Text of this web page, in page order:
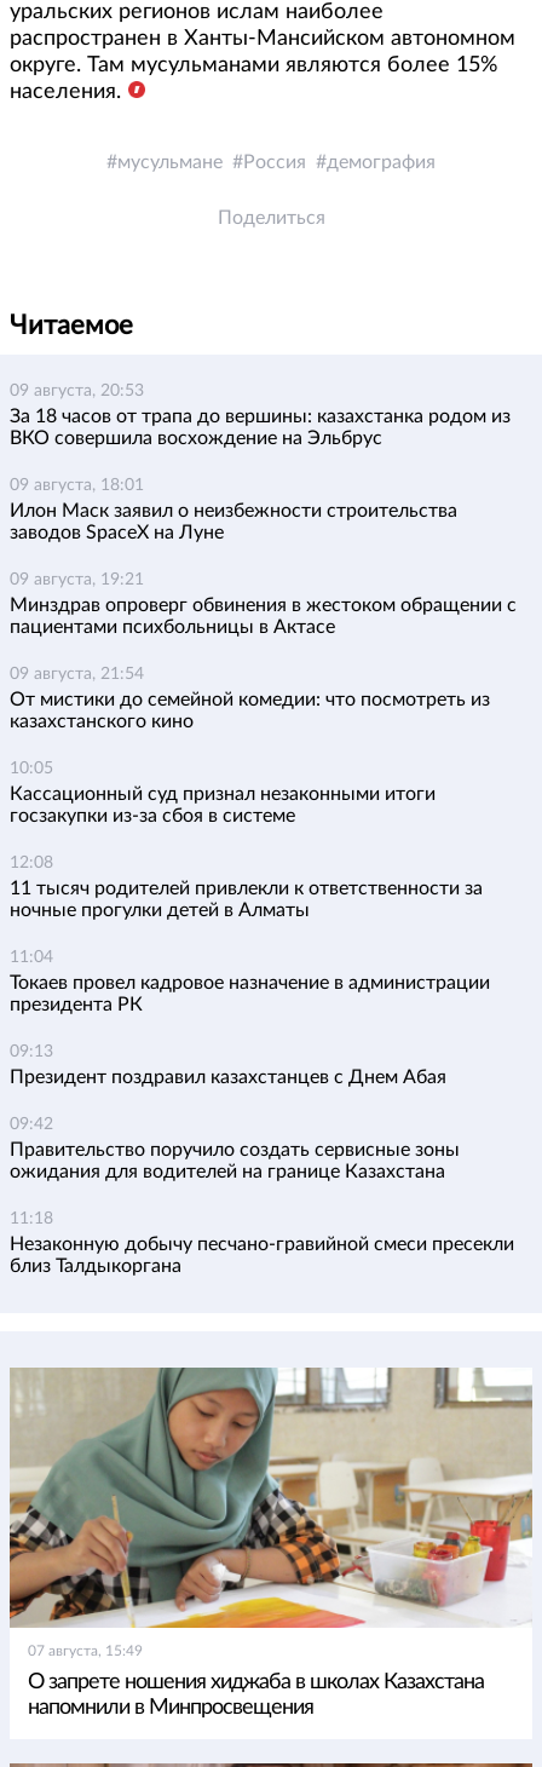
уральских регионов ислам наиболее
распространен в Ханты-Мансийском автономном
округе. Там мусульманами являются более 15%
населения.
мусульмане Россия демография
Поделиться
Читаемое
09 августа, 20:53
За 18 часов от трапа до вершины: казахстанка родом из
ВКО совершила восхождение на Эльбрус
09 августа, 18:01
Илон Маск заявил о неизбежности строительства
заводов SpaceX на Луне
09 августа, 19:21
Минздрав опроверг обвинения в жестоком обращении с
пациентами психбольницы в Актасе
09 августа, 21:54
От мистики до семейной комедии: что посмотреть из
казахстанского кино
10:05
Кассационный суд признал незаконными итоги
госзакупки из-за сбоя в системе
12:08
11 тысяч родителей привлекли к ответственности за
ночные прогулки детей в Алматы
11:04
Токаев провел кадровое назначение в администрации
президента РК
09:13
Президент поздравил казахстанцев с Днем Абая
09:42
Правительство поручило создать сервисные зоны
ожидания для водителей на границе Казахстана
11:18
Незаконную добычу песчано-гравийной смеси пресекли
близ Талдыкоргана
07 августа, 15:49
О запрете ношения хиджаба в школах Казахстана
напомнили в Минпросвещения